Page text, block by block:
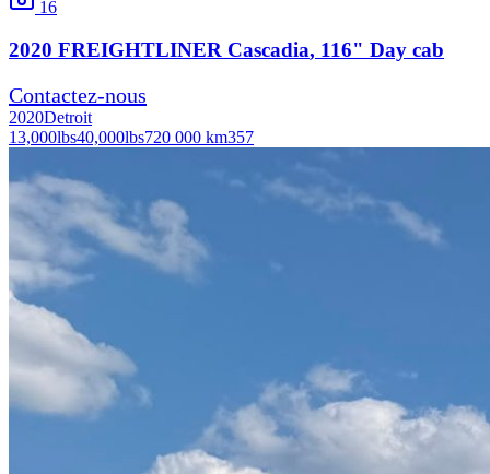
16
2020 FREIGHTLINER Cascadia, 116" Day cab
Contactez-nous
2020Detroit
13,000lbs40,000lbs720 000 km357